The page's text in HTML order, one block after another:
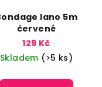
lano 5m
červené
129 Kč
Skladem (>5 ks)